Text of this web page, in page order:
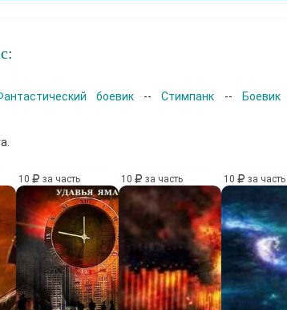
боевик --Стимпанк -- Боевик
10 за часть 10 за часть 10 за часть